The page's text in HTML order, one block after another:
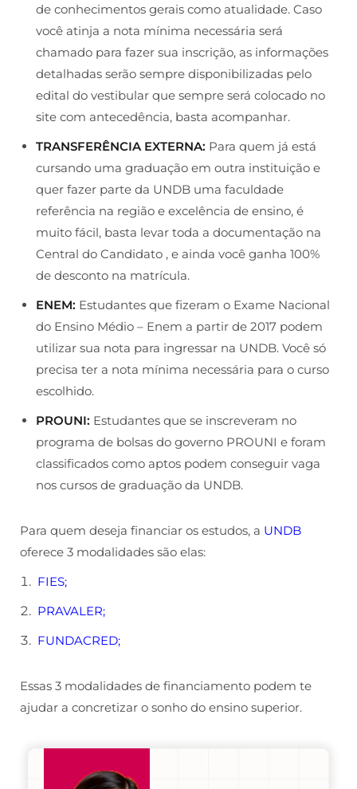
de conhecimentos gerais como atualidade. Caso
você atinja a nota mínima necessária será
chamado para fazer sua inscrição, as informações
detalhadas serão sempre disponibilizadas pelo
edital do vestibular que sempre será colocado no
site com antecedência, basta acompanhar.
TRANSFERÊNCIA EXTERNA: Para quem já está
cursando uma graduação em outra instituição e
quer fazer parte da UNDB uma faculdade
referência na região e excelência de ensino, é
muito fácil, basta levar toda a documentação na
Central do Candidato , e ainda você ganha 100%
de desconto na matrícula.
ENEM: Estudantes que fizeram o Exame Nacional
do Ensino Médio – Enem a partir de 2017 podem
utilizar sua nota para ingressar na UNDB. Você só
precisa ter a nota mínima necessária para o curso
escolhido.
PROUNI: Estudantes que se inscreveram no
programa de bolsas do governo PROUNI e foram
classificados como aptos podem conseguir vaga
nos cursos de graduação da UNDB.
Para quem deseja financiar os estudos, a UNDB
oferece 3 modalidades são elas:
FIES;
PRAVALER;
FUNDACRED;
Essas 3 modalidades de financiamento podem te
ajudar a concretizar o sonho do ensino superior.